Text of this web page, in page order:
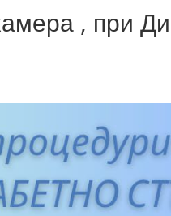
, при